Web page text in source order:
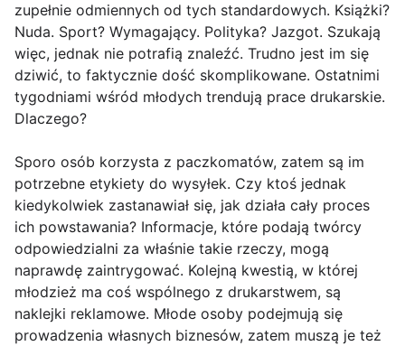
zupełnie odmiennych od tych standardowych. Książki?
Nuda. Sport? Wymagający. Polityka? Jazgot. Szukają
więc, jednak nie potrafią znaleźć. Trudno jest im się
dziwić, to faktycznie dość skomplikowane. Ostatnimi
tygodniami wśród młodych trendują prace drukarskie.
Dlaczego?
Sporo osób korzysta z paczkomatów, zatem są im
potrzebne etykiety do wysyłek. Czy ktoś jednak
kiedykolwiek zastanawiał się, jak działa cały proces
ich powstawania? Informacje, które podają twórcy
odpowiedzialni za właśnie takie rzeczy, mogą
naprawdę zaintrygować. Kolejną kwestią, w której
młodzież ma coś wspólnego z drukarstwem, są
naklejki reklamowe. Młode osoby podejmują się
prowadzenia własnych biznesów, zatem muszą je też